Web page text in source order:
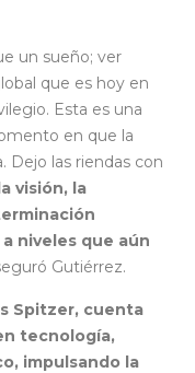
un sueño; ver
que es hoy en
Esta es una
en que la
Dejo las riendas con
visión, la
niveles que aún
Gutiérrez.
Spitzer, cuenta
tecnología,
impulsando la